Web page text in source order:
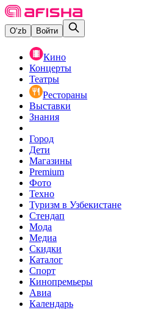
O‘zb Войти
Кино
Концерты
Театры
Рестораны
Выставки
Знания
Город
Дети
Магазины
Premium
Фото
Техно
Туризм в Узбекистане
Стендап
Мода
Медиа
Скидки
Каталог
Спорт
Кинопремьеры
Авиа
Календарь